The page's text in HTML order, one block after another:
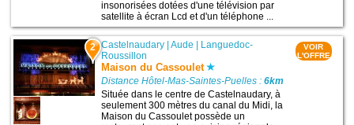
insonorisées dotées d'une télévision par
satellite à écran Lcd et d'un téléphone ...
2 Castelnaudary |Aude
Languedoc-
Roussillon
Maison du Cassoulet
Distance Hôtel-Mas-Saintes-Puelles :6km
Située dans le centre de Castelnaudary, à
seulement 300 mètres du canal du Midi, la
Maison du Cassoulet possède un
VOIR
L'OFFRE